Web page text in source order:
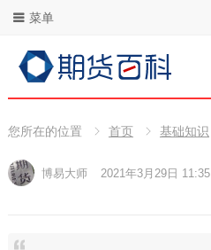
菜单
您所在的位置 首页 基础知识
博易大师 2021年3月29日 11:35